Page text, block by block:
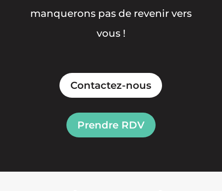
manquerons pas de revenir vers
vous !
Contactez-nous
Prendre RDV